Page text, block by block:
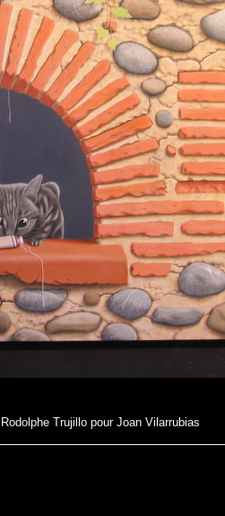
Trujillo pour Joan Vilarrubias